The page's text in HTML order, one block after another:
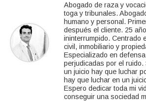
Abogado de raza y
toga y tribunales.
humano y personal.
después el cliente. 25
ininterrumpido. Centrado
civil, inmobiliario y
Especializado en
perjudicadas por el ruido.
un juicio hay que luchar
hay que luchar en un
Espero dedicar toda mi
conseguir una sociedad